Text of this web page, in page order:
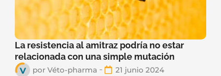
La resistencia al amitraz podría no estar
relacionada con una simple mutación
por Véto-pharma
21 junio 2024